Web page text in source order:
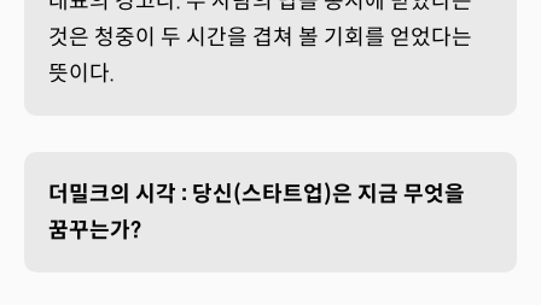
것은 청중이 두 시간을 겹쳐 볼 기회를 얻었다는
뜻이다.
더밀크의 시각 : 당신(스타트업)은 지금 무엇을
꿈꾸는가?